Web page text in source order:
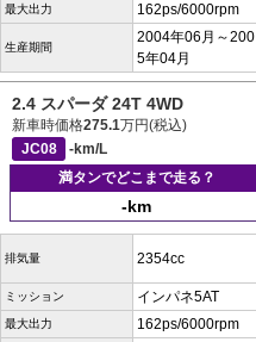
最大出力 162ps/6000rpm
生産期間
2004年06月～200
5年04月
2.4 スパーダ 24T 4WD
新車時価格275.1万円(税込)
JC08
-km/L
満タンでどこまで走る？
-km
排気量 2354cc
ミッション インパネ5AT
最大出力 162ps/6000rpm